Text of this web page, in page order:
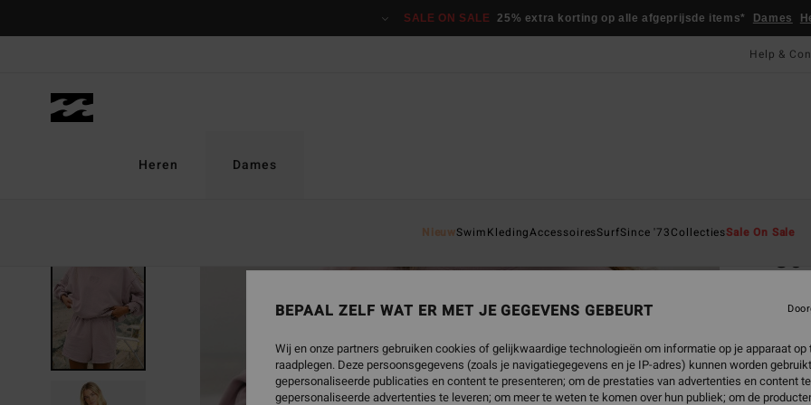
SALE ON SALE 25% extra korting op alle afgeprijsde items* Dames
Help &
Heren Dames
NieuwSwimKledingAccessoiresSurfSince '73CollectiesSale On Sale
SALE
BEPAAL ZELF WAT ER MET JE GEGEVENS GEBEURT
Wij en onze partners gebruiken cookies of gelijkwaardige technologieën om informatie op je apparaat
raadplegen. Deze persoonsgegevens (zoals je navigatiegegevens en je IP-adres) kunnen worden
gepersonaliseerde publicaties en content te presenteren; om de prestaties van advertenties en content
gepersonaliseerde advertenties te leveren; om meer te weten te komen over hun publiek; om de